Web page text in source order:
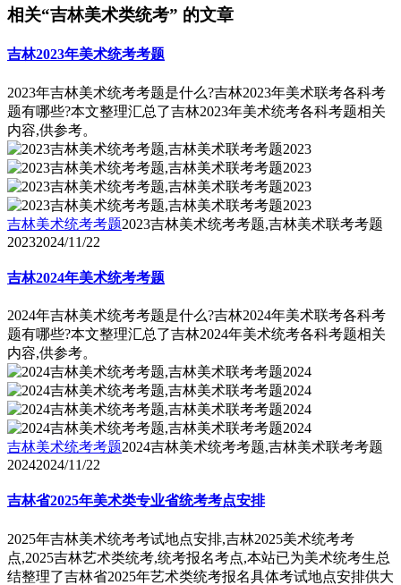
相关“吉林美术类统考” 的文章
吉林2023年美术统考考题
2023年吉林美术统考考题是什么?吉林2023年美术联考各科考
题有哪些?本文整理汇总了吉林2023年美术统考各科考题相关
内容,供参考。
吉林美术统考考题2023吉林美术统考考题,吉林美术联考考题
20232024/11/22
吉林2024年美术统考考题
2024年吉林美术统考考题是什么?吉林2024年美术联考各科考
题有哪些?本文整理汇总了吉林2024年美术统考各科考题相关
内容,供参考。
吉林美术统考考题2024吉林美术统考考题,吉林美术联考考题
20242024/11/22
吉林省2025年美术类专业省统考考点安排
2025年吉林美术统考考试地点安排,吉林2025美术统考考
点,2025吉林艺术类统考,统考报名考点,本站已为美术统考生总
结整理了吉林省2025年艺术类统考报名具体考试地点安排供大